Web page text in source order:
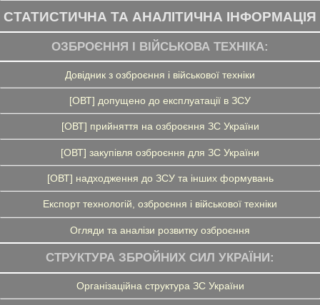
СТАТИСТИЧНА ТА АНАЛІТИЧНА ІНФОРМАЦІЯ
ОЗБРОЄННЯ І ВІЙСЬКОВА ТЕХНІКА:
Довідник з озброєння і військової техніки
[ОВТ] допущено до експлуатації в ЗСУ
[ОВТ] прийняття на озброєння ЗС України
[ОВТ] закупівля озброєння для ЗС України
[ОВТ] надходження до ЗСУ та інших формувань
Експорт технологій, озброєння і військової техніки
Огляди та аналізи розвитку озброєння
СТРУКТУРА ЗБРОЙНИХ СИЛ УКРАЇНИ:
Організаційна структура ЗС України